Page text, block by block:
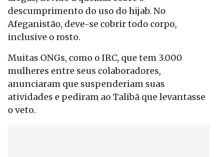
descumprimento do uso do hijab. No
Afeganistão, deve-se cobrir todo corpo,
inclusive o rosto.
Muitas ONGs, como o IRC, que tem 3.000
mulheres entre seus colaboradores,
anunciaram que suspenderiam suas
atividades e pediram ao Talibã que levantasse
o veto.